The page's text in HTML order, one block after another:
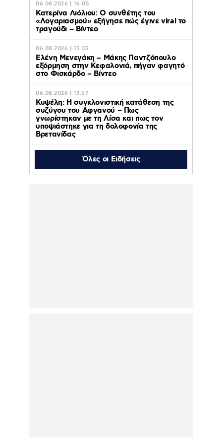
06.08.2026 | 16:05
Κατερίνα Λιόλιου: Ο συνθέτης του
«Λογαριασμού» εξήγησε πώς έγινε viral το
τραγούδι – Βίντεο
06.08.2026 | 15:35
Ελένη Μενεγάκη – Μάκης Παντζόπουλο
εξόρμηση στην Κεφαλονιά, πήγαν φαγητό
στο Φισκάρδο – Βίντεο
06.08.2026 | 13:57
Κυψέλη: Η συγκλονιστική κατάθεση της
συζύγου του Αφγανού – Πως
γνωρίστηκαν με τη Λίσα και πως τον
υποψιάστηκε για τη δολοφονία της
Βρετανίδας
Όλες οι Ειδήσεις